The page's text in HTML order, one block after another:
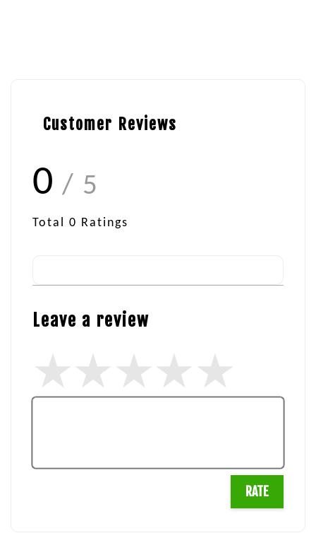
Customer Reviews
0 / 5
Total 0 Ratings
Leave a review
RATE